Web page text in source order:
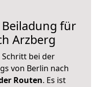
für
Arzberg
bei der
von Berlin nach
Routen. Es ist